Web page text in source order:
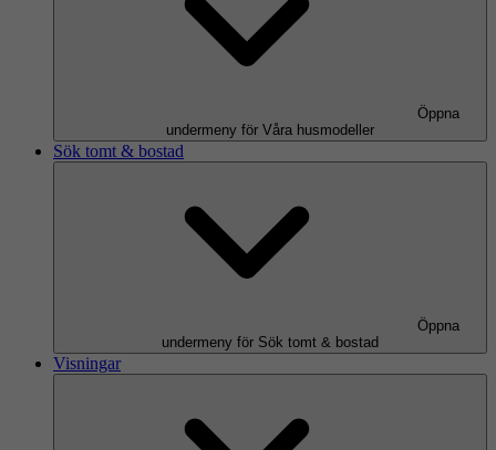
Öppna
undermeny för Våra husmodeller
Sök tomt & bostad
Öppna
undermeny för Sök tomt & bostad
Visningar